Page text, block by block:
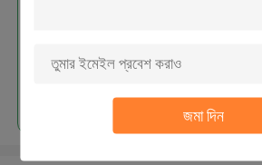
জমা দিন